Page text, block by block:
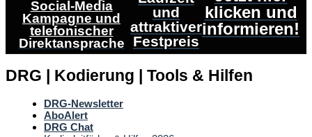
Social-Media
Kampagne und
telefonischer
Direktansprache
und
attraktiver
Festpreis
klicken und
informieren!
DRG | Kodierung | Tools & Hilfen
DRG-Newsletter
AboAlert
DRG Chat